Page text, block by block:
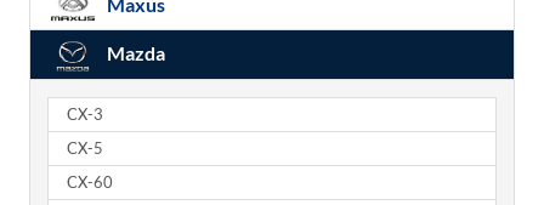
Maxus
Mazda
CX-3
CX-5
CX-60